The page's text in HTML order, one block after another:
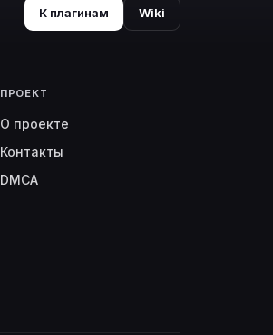
К плагинам Wiki
ПРОЕКТ
О проекте
Контакты
DMCA